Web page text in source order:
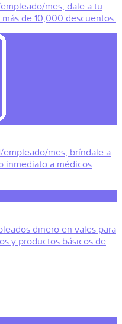
mes, dale a tu
de 10,000 descuentos.
empleado/mes, bríndale a
inmediato a médicos
dinero en vales para
y productos básicos de